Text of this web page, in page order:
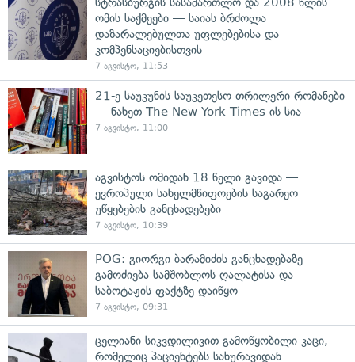
ომის საქმეები — საიას ბრძოლა
დაზარალებულთა უფლებებისა და
კომპენსაციებისთვის
7 აგვისტო, 11:53
21-ე საუკუნის საუკეთესო თრილერი რომანები
— ნახეთ The New York Times-ის სია
7 აგვისტო, 11:00
აგვისტოს ომიდან 18 წელი გავიდა —
ევროპული სახელმწიფოების საგარეო
უწყებების განცხადებები
7 აგვისტო, 10:39
POG: გიორგი ბარამიძის განცხადებაზე
გამოძიება სამშობლოს ღალატისა და
საბოტაჟის ფაქტზე დაიწყო
7 აგვისტო, 09:31
ცელიანი სიკვდილივით გამოწყობილი კაცი,
რომელიც პაციენტებს სახურავიდან